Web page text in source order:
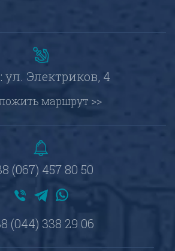
ул. Электриков, 4
маршрут >>
(067) 457 80 50
(044) 338 29 06